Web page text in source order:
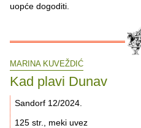
uopće dogoditi.
MARINA KUVEŽDIĆ
Kad plavi Dunav
Sandorf 12/2024.
125 str., meki uvez